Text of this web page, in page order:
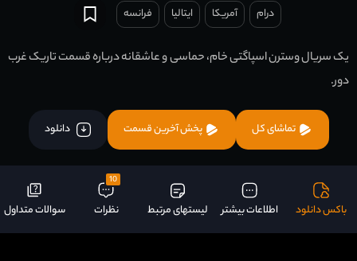
درام آمریکا ایتالیا فرانسه
یک سریال وسترن اسپاگتی خام، حماسی و عاشقانه درباره قسمت تاریک غرب
دور.
تماشای کل پخش آخرین قسمت دانلود
باکس دانلود اطلاعات بیشتر لیستهای مرتبط
10
نظرات سوالات متداول